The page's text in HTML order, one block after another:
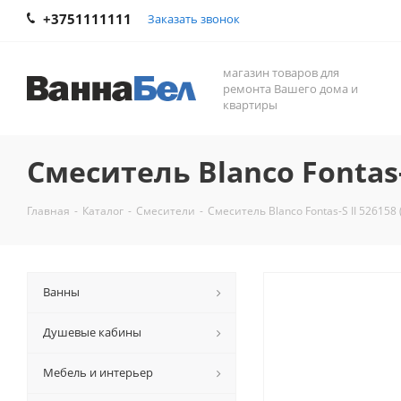
+3751111111 Заказать звонок
магазин товаров для
ремонта Вашего дома и
квартиры
Смеситель Blanco
Главная - Каталог - Смесители - Смеситель Blanco Fontas-S II
Ванны
Душевые кабины
Мебель и интерьер